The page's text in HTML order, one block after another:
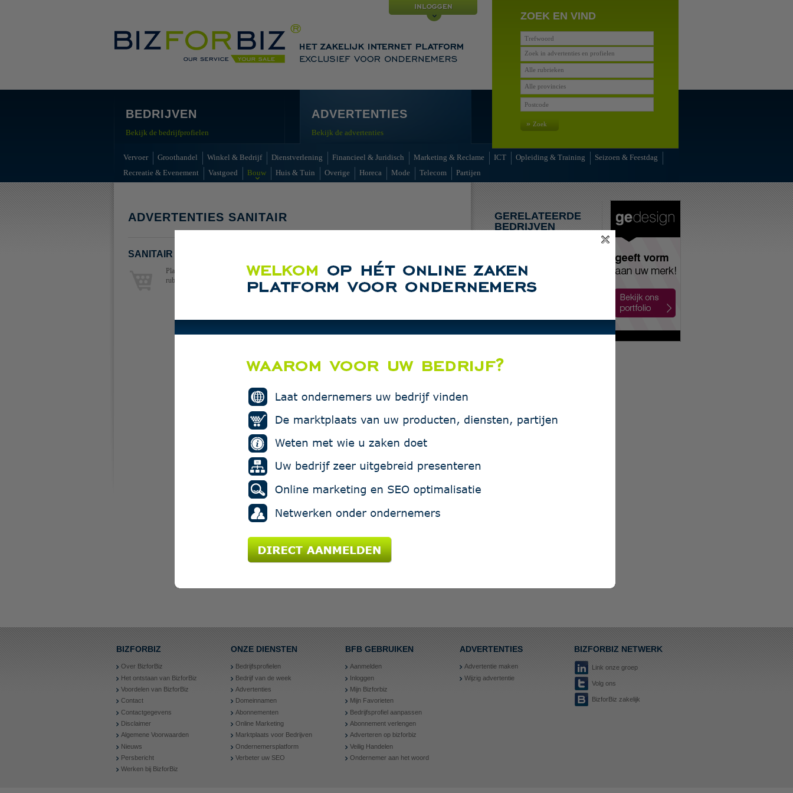
ZOEK EN VIND
Zoek in advertenties en profielen
Alle rubrieken
Alle provincies
» Zoek
BEDRIJVEN
Bekijk de bedrijfprofielen
ADVERTENTIES
Bekijk de advertenties
Vervoer Groothandel Winkel & Bedrijf Dienstverlening Financieel & Juridisch Marketing & Reclame ICT Opleiding & Training
Seizoen & Feestdag
Recreatie & Evenement
Vastgoed Bouw Huis & Tuin Overige Horeca Mode Telecom Partijen
ADVERTENTIES SANITAIR
SANITAIR
Plaats de eerste advertentie in deze
rubriek.
GERELATEERDE
BEDRIJVEN
BIZFORBIZ
Over BizforBiz
Het ontstaan van BizforBiz
Voordelen van BizforBiz
Contact
Contactgegevens
Disclaimer
Algemene Voorwaarden
Nieuws
Persbericht
Werken bij BizforBiz
ONZE DIENSTEN
Bedrijfsprofielen
Bedrijf van de week
Advertenties
Domeinnamen
Abonnementen
Online Marketing
Marktplaats voor Bedrijven
Ondernemersplatform
Verbeter uw SEO
BFB GEBRUIKEN
Aanmelden
Inloggen
Mijn Bizforbiz
Mijn Favorieten
Bedrijfsprofiel aanpassen
Abonnement verlengen
Adverteren op bizforbiz
Veilig Handelen
Ondernemer aan het woord
ADVERTENTIES
Advertentie maken
Wijzig advertentie
BIZFORBIZ NETWERK
Link onze groep
Volg ons
BizforBiz zakelijk